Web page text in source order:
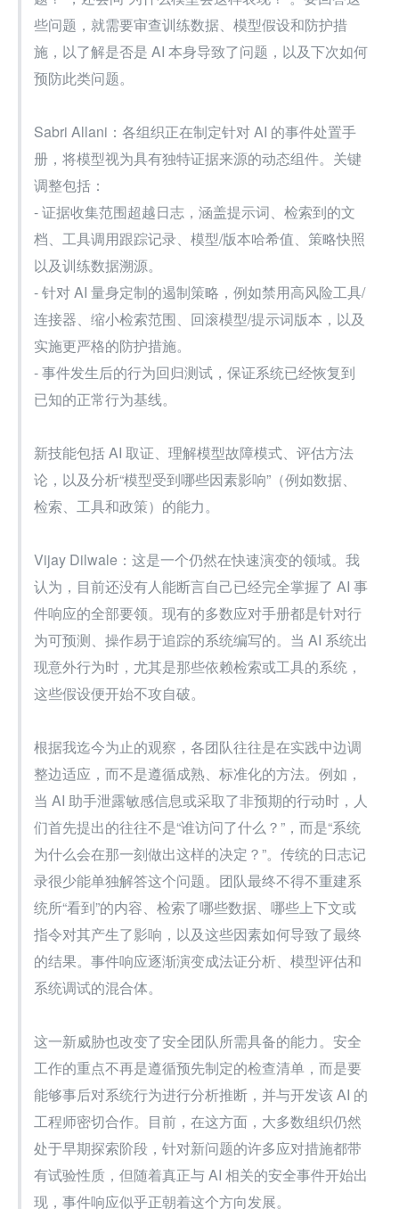
些问题，就需要审查训练数据、模型假设和防护措
施，以了解是否是 AI 本身导致了问题，以及下次如何
预防此类问题。
Sabri Allani：各组织正在制定针对 AI 的事件处置手
册，将模型视为具有独特证据来源的动态组件。关键
调整包括：
- 证据收集范围超越日志，涵盖提示词、检索到的文
档、工具调用跟踪记录、模型/版本哈希值、策略快照
以及训练数据溯源。
- 针对 AI 量身定制的遏制策略，例如禁用高风险工具/
连接器、缩小检索范围、回滚模型/提示词版本，以及
实施更严格的防护措施。
- 事件发生后的行为回归测试，保证系统已经恢复到
已知的正常行为基线。
新技能包括 AI 取证、理解模型故障模式、评估方法
论，以及分析“模型受到哪些因素影响”（例如数据、
检索、工具和政策）的能力。
Vijay Dilwale：这是一个仍然在快速演变的领域。我
认为，目前还没有人能断言自己已经完全掌握了 AI 事
件响应的全部要领。现有的多数应对手册都是针对行
为可预测、操作易于追踪的系统编写的。当 AI 系统出
现意外行为时，尤其是那些依赖检索或工具的系统，
这些假设便开始不攻自破。
根据我迄今为止的观察，各团队往往是在实践中边调
整边适应，而不是遵循成熟、标准化的方法。例如，
当 AI 助手泄露敏感信息或采取了非预期的行动时，人
们首先提出的往往不是“谁访问了什么？”，而是“系统
为什么会在那一刻做出这样的决定？”。传统的日志记
录很少能单独解答这个问题。团队最终不得不重建系
统所“看到”的内容、检索了哪些数据、哪些上下文或
指令对其产生了影响，以及这些因素如何导致了最终
的结果。事件响应逐渐演变成法证分析、模型评估和
系统调试的混合体。
这一新威胁也改变了安全团队所需具备的能力。安全
工作的重点不再是遵循预先制定的检查清单，而是要
能够事后对系统行为进行分析推断，并与开发该 AI 的
工程师密切合作。目前，在这方面，大多数组织仍然
处于早期探索阶段，针对新问题的许多应对措施都带
有试验性质，但随着真正与 AI 相关的安全事件开始出
现，事件响应似乎正朝着这个方向发展。